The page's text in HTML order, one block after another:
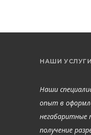
НАШИ УСЛУГИ
Наши
опыт в
негабаритные
получение